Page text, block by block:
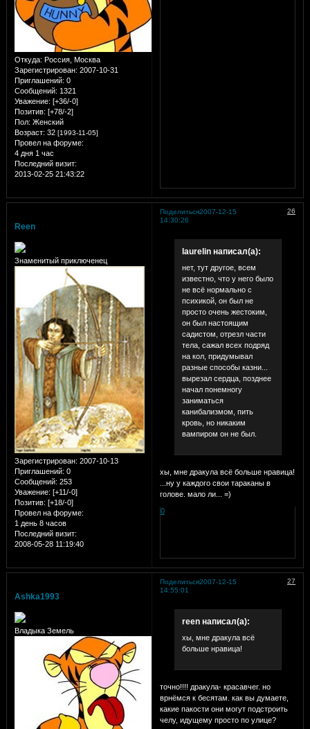
Откуда: Россия, Москва
Зарегистрирован: 2007-10-31
Приглашений: 0
Сообщений: 1321
Уважение: [+36/-0]
Позитив: [+78/-2]
Пол: Женский
Возраст: 32 [1993-11-05]
Провел на форуме:
4 дня 1 час
Последний визит:
2013-02-25 21:43:22
Поделиться 26
2007-12-15
14:30:26
Reen
Знаменитый приключенец
Зарегистрирован: 2007-10-13
Приглашений: 0
Сообщений: 253
Уважение: [+11/-0]
Позитив: [+18/-0]
Провел на форуме:
1 день 8 часов
Последний визит:
2008-05-28 11:19:40
laurelin написал(а):
нет, тут другое, всем
известно, что у него было
не всё нормально с
психикой, он был не
просто очень жестоким,
он был настоящим
садистом, отрезл части
тела, сажал всех подряд
на кол, придумывал
разные способы казни...
вырезал сердца, позднее
начал понемногу
заниматься
канибализмом, пить
кровь, но никаким
вампиром он не был.
хы, мне дракула всё больше нравица!
...ну у каждого свои тараканы в
голове. мало ли... =)
0
Поделиться 27
2007-12-15
14:55:01
Ashka1993
Владыка Земель
reen написал(а):
хы, мне дракула всё
больше нравица!
точно!!!! дракула- красавчег. но
врнёмся к бесятам. как вы думаете,
какие пакости они могут подстроить
челу, идущему просто по улице?